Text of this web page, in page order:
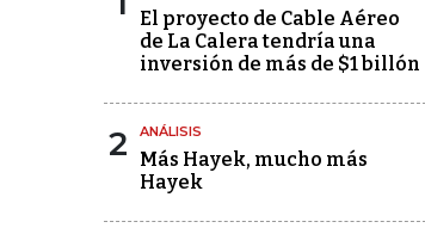
El proyecto de Cable Aéreo
de La Calera tendría una
inversión de más de $1 billón
2 ANÁLISIS
Más Hayek, mucho más
Hayek